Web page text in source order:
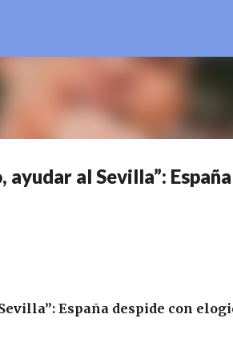
al Sevilla”: España
España despide con